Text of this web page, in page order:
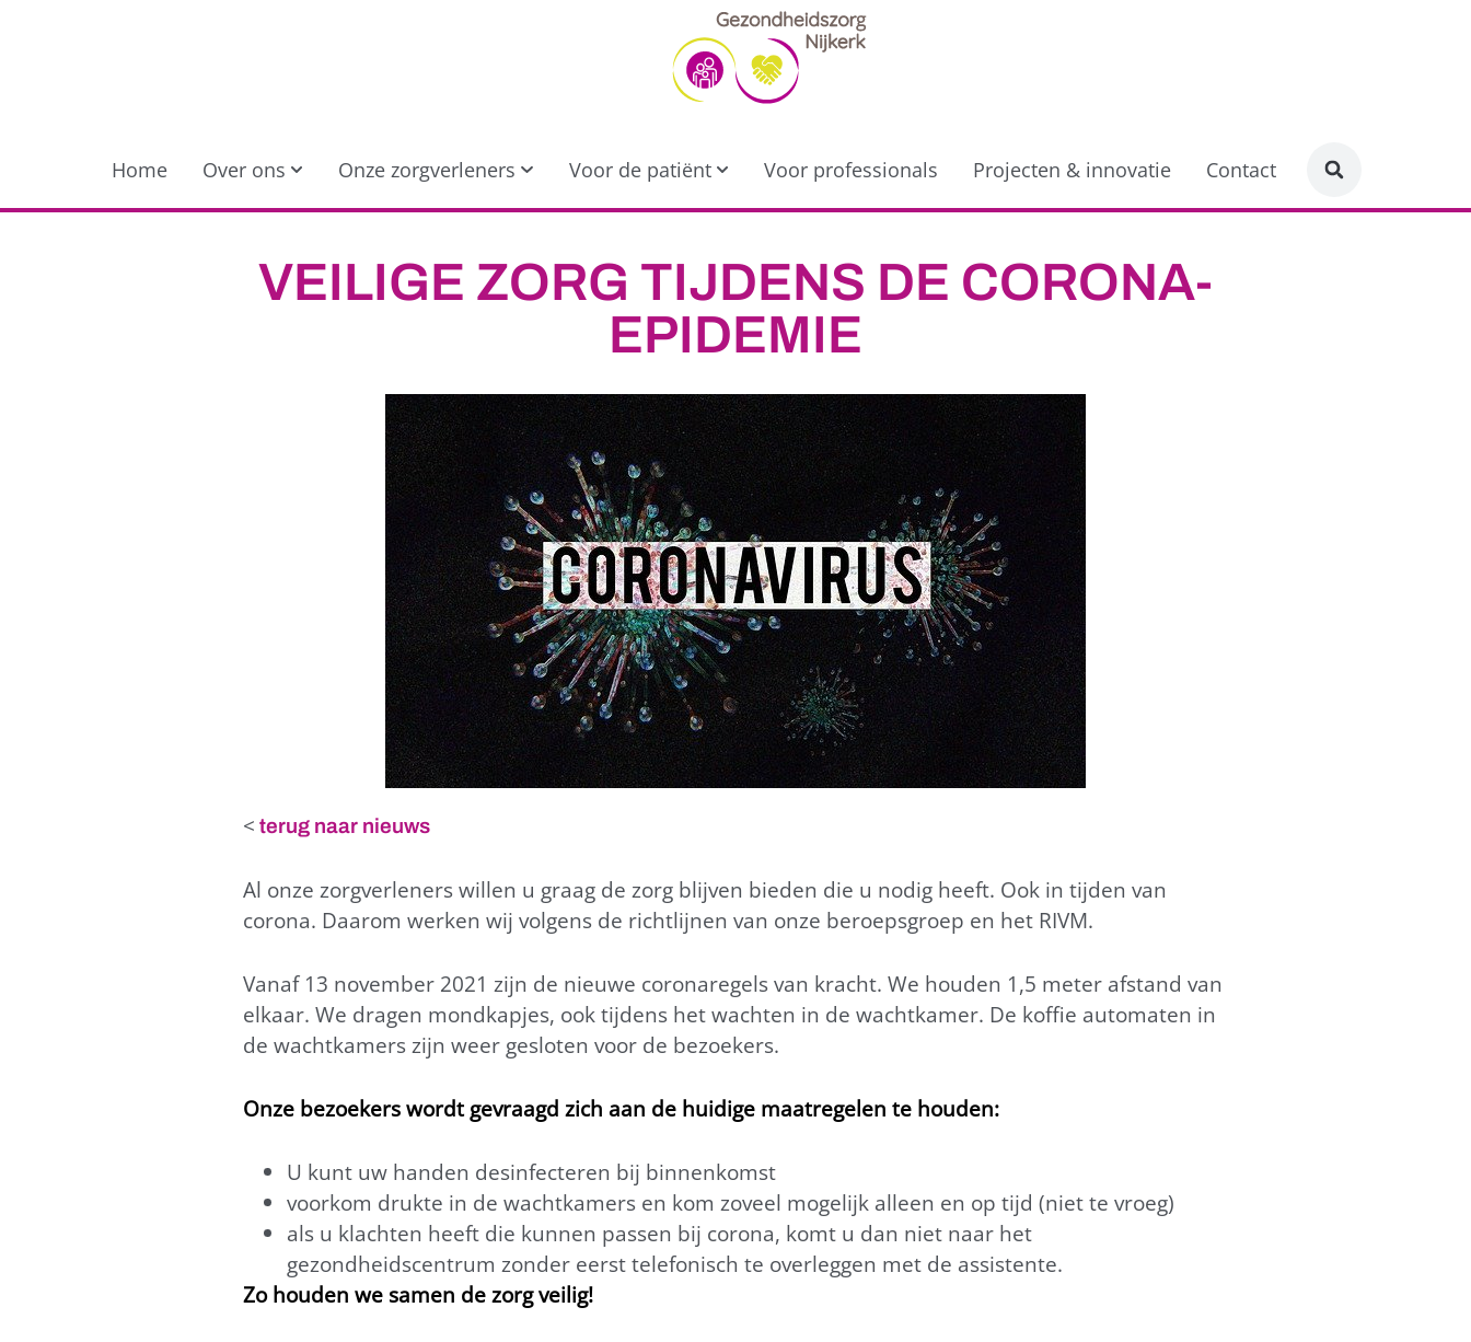
Home Over ons Onze zorgverleners Voor de patiënt Voor professionals Projecten & innovatie Contact
VEILIGE ZORG TIJDENS DE CORONA-
EPIDEMIE
< terug naar nieuws
Al onze zorgverleners willen u graag de zorg blijven bieden die u nodig heeft. Ook in tijden van
corona. Daarom werken wij volgens de richtlijnen van onze beroepsgroep en het RIVM.
Vanaf 13 november 2021 zijn de nieuwe coronaregels van kracht. We houden 1,5 meter afstand van
elkaar. We dragen mondkapjes, ook tijdens het wachten in de wachtkamer. De koffie automaten in
de wachtkamers zijn weer gesloten voor de bezoekers.
Onze bezoekers wordt gevraagd zich aan de huidige maatregelen te houden:
U kunt uw handen desinfecteren bij binnenkomst
voorkom drukte in de wachtkamers en kom zoveel mogelijk alleen en op tijd (niet te vroeg)
als u klachten heeft die kunnen passen bij corona, komt u dan niet naar het
gezondheidscentrum zonder eerst telefonisch te overleggen met de assistente.
Zo houden we samen de zorg veilig!